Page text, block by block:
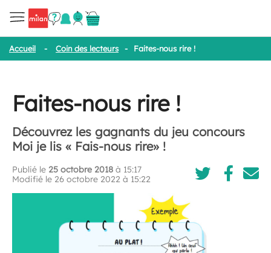
Accueil - Coin des lecteurs - Faites-nous rire !
Faites-nous rire !
Découvrez les gagnants du jeu concours
Moi je lis « Fais-nous rire» !
Publié le 25 octobre 2018 à 15:17
Modifié le 26 octobre 2022 à 15:22